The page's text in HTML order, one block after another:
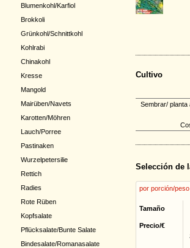
Blumenkohl/Karfiol
Brokkoli
Grünkohl/Schnittkohl
Kohlrabi
Chinakohl
Kresse
Mangold
Mairüben/Navets
Karotten/Möhren
Lauch/Porree
Pastinaken
Wurzelpetersilie
Rettich
Radies
Rote Rüben
Kopfsalate
Pflücksalate/Bunte Salate
Bindesalate/Romanasalate
Cultivo
Sembrar/ planta
Selección de
por porción/peso
Tamaño
Precio/€